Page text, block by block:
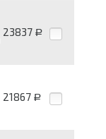
23837 Р
21867 Р